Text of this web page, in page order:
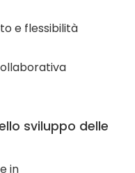
e flessibilità
sviluppo delle
in